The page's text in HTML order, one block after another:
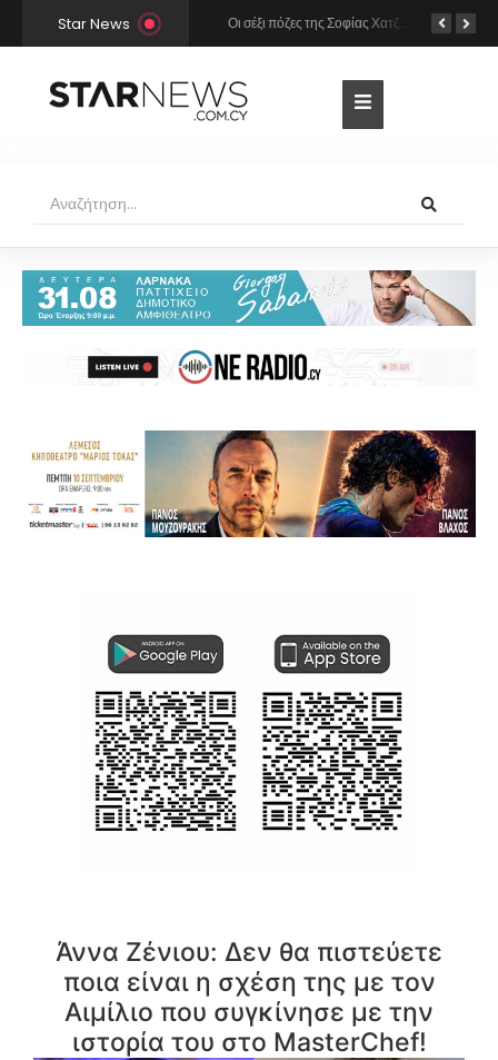
Star News
Άννα Ζένιου: Δεν θα πιστεύετε
ποια είναι η σχέση της με τον
Αιμίλιο που συγκίνησε με την
ιστορία του στο MasterChef!